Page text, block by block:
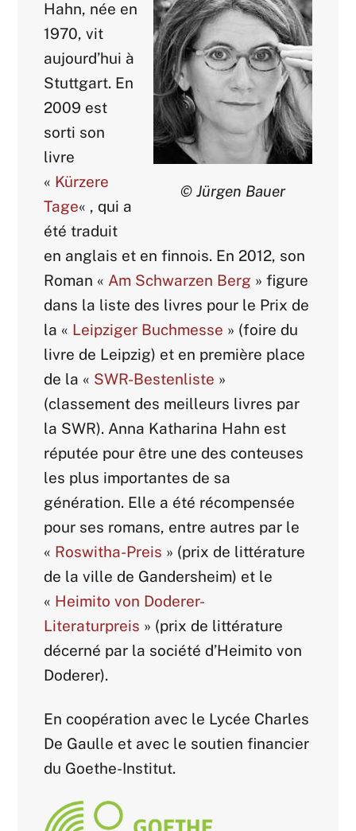
© Jürgen Bauer
Hahn, née en
1970, vit
aujourd’hui à
Stuttgart. En
2009 est
sorti son
livre
« Kürzere
Tage« , qui a
été traduit
en anglais et en finnois. En 2012, son
Roman « Am Schwarzen Berg » figure
dans la liste des livres pour le Prix de
la « Leipziger Buchmesse » (foire du
livre de Leipzig) et en première place
de la « SWR-Bestenliste »
(classement des meilleurs livres par
la SWR). Anna Katharina Hahn est
réputée pour être une des conteuses
les plus importantes de sa
génération. Elle a été récompensée
pour ses romans, entre autres par le
« Roswitha-Preis » (prix de littérature
de la ville de Gandersheim) et le
« Heimito von Doderer-
Literaturpreis » (prix de littérature
décerné par la société d’Heimito von
Doderer).
En coopération avec le Lycée Charles
De Gaulle et avec le soutien financier
du Goethe-Institut.